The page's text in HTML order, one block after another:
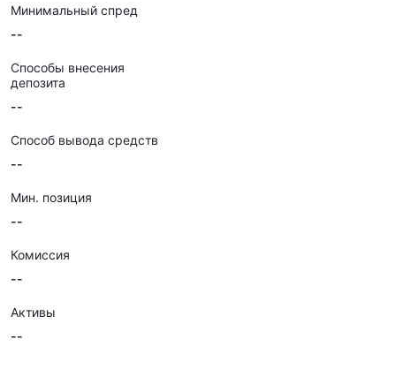
Минимальный спред
--
Способы внесения
депозита
--
Способ вывода средств
--
Мин. позиция
--
Комиссия
--
Активы
--